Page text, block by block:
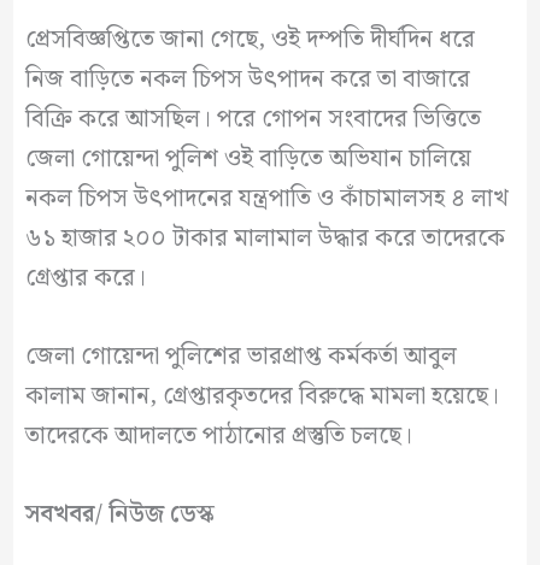
প্রেসবিজ্ঞপ্তিতে জানা গেছে, ওই দম্পতি দীর্ঘদিন ধরে
নিজ বাড়িতে নকল চিপস উৎপাদন করে তা বাজারে
বিক্রি করে আসছিল। পরে গোপন সংবাদের ভিত্তিতে
জেলা গোয়েন্দা পুলিশ ওই বাড়িতে অভিযান চালিয়ে
নকল চিপস উৎপাদনের যন্ত্রপাতি ও কাঁচামালসহ ৪ লাখ
৬১ হাজার ২০০ টাকার মালামাল উদ্ধার করে তাদেরকে
গ্রেপ্তার করে।
জেলা গোয়েন্দা পুলিশের ভারপ্রাপ্ত কর্মকর্তা আবুল
কালাম জানান, গ্রেপ্তারকৃতদের বিরুদ্ধে মামলা হয়েছে।
তাদেরকে আদালতে পাঠানোর প্রস্তুতি চলছে।
সবখবর/ নিউজ ডেস্ক